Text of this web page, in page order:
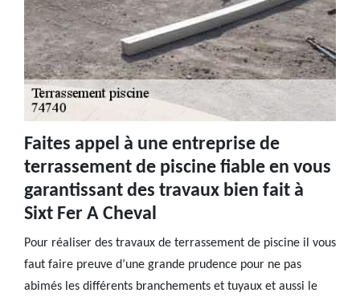
Faites appel à une entreprise de
terrassement de piscine fiable en vous
garantissant des travaux bien fait à
Sixt Fer A Cheval
Pour réaliser des travaux de terrassement de piscine il vous
faut faire preuve d’une grande prudence pour ne pas
abimés les différents branchements et tuyaux et aussi le